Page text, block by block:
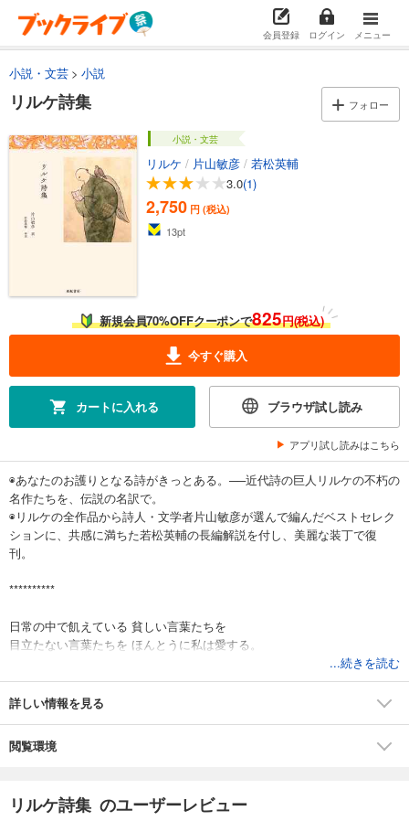
会員登録 ログイン メニュー
小説・文芸 小説
リルケ詩集 フォロー
小説・文芸
リルケ / 片山敏彦 / 若松英輔
3.0(1)
2,750 円 (税込)
13pt
新規会員70%OFFクーポンで825円(税込)
今すぐ購入
カートに入れる ブラウザ試し読み
アプリ試し読みはこちら
◉あなたのお護りとなる詩がきっとある。──近代詩の巨人リルケの不朽の
名作たちを、伝説の名訳で。
◉リルケの全作品から詩人・文学者片山敏彦が選んで編んだベストセレク
ションに、共感に満ちた若松英輔の長編解説を付し、美麗な装丁で復
刊。
**********
日常の中で飢えている 貧しい言葉たちを
目立たない言葉たちを ほんとうに私は愛する。
私の祝祭の中からいろいろな光彩を取り出して、私は彼らに贈ろう。
そうすると彼らは微笑して おもむろに晴れやかになる。
＊ ＊ ＊
られた世界、そこを生きることができるのは詩人だけではない。
...続きを読む
詳しい情報を見る
閲覧環境
リルケ詩集 のユーザーレビュー